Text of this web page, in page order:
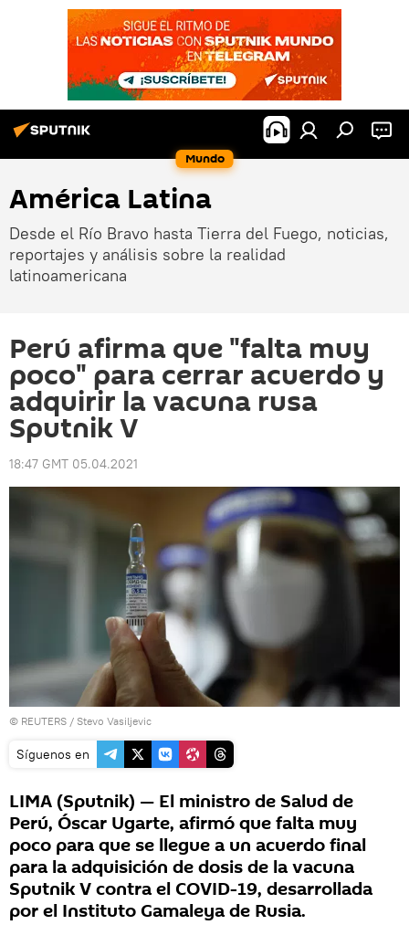
Mundo
América Latina
Desde el Río Bravo hasta Tierra del Fuego, noticias,
reportajes y análisis sobre la realidad
latinoamericana
Perú afirma que "falta muy
poco" para cerrar acuerdo y
adquirir la vacuna rusa
Sputnik V
18:47 GMT 05.04.2021
© REUTERS / Stevo Vasiljevic
Síguenos en
LIMA (Sputnik) — El ministro de Salud de
Perú, Óscar Ugarte, afirmó que falta muy
poco para que se llegue a un acuerdo final
para la adquisición de dosis de la vacuna
Sputnik V contra el COVID-19, desarrollada
por el Instituto Gamaleya de Rusia.